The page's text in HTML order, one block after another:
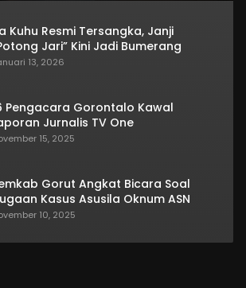
Kuhu Resmi Tersangka, Janji
Jari” Kini Jadi Bumerang
13, 2026
Pengacara Gorontalo Kawal
Jurnalis TV One
15, 2025
Gorut Angkat Bicara Soal
Kasus Asusila Oknum ASN
10, 2025